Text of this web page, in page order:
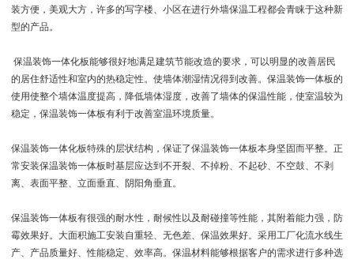
装方便，美观大方，许多的写字楼、小区在进行外墙保温工程都会青睐于这种新
型的产品。
保温装饰一体化板能够很好地满足建筑节能改造的要求，可以明显的改善居民
的居住舒适性和室内的热稳定性。使墙体潮湿情况得到改善。保温装饰一体板的
使用使整个墙体温度提高，降低墙体湿度，改善了墙体的保温性能，使室温较为
稳定，保温装饰一体板有利于改善室温环境质量。
保温装饰一体化板特殊的层状结构，保证了保温装饰一体板本身坚固而平整。正
常安装保温装饰一体板时基层应达到不开裂、不掉粉、不起砂、不空鼓、不剥
离、表面平整、立面垂直、阴阳角垂直。
保温装饰一体板有很强的耐水性，耐候性以及耐碰撞等性能，其附着能力强，防
霉效果好。大面积施工安装自重轻、无色差、保温效果好。采用工厂化流水线生
产、产品质量好、性能稳定、效率高。保温材料能够根据客户的需求进行多种选